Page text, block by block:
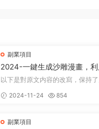
副業項目
2024-一鍵生成沙雕漫畫，
軟件，一條視頻播放12W+，
以下是對原文内容的改寫，保持
述 在當...
2024-11-24 854
副業項目